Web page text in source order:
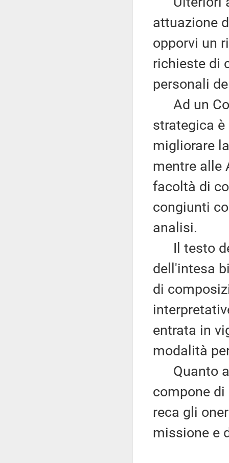
attuazione
opporvi un
richieste di
personali
Ad un
strategica
migliorare
mentre alle
facoltà di
congiunti
analisi.
Il testo
dell'intesa
di
entrata in
modalità
Quanto al
compone
reca gli
missione e